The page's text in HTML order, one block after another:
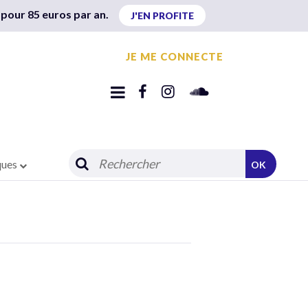
85 euros par an. J'EN PROFITE
JE ME CONNECTE
OK